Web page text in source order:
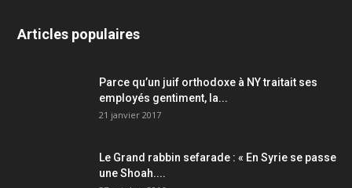
Articles populaires
Parce qu’un juif orthodoxe à NY traitait ses
employés gentiment, la...
21 janvier 2017
Le Grand rabbin sefarade : « En Syrie se passe
une Shoah....